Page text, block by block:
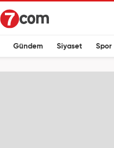
Gündem Siyaset Spor